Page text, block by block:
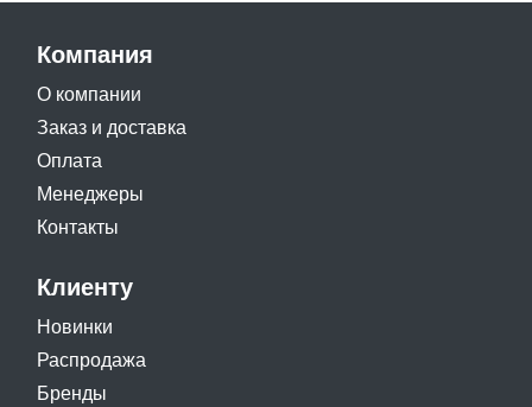
Компания
О компании
Заказ и доставка
Оплата
Менеджеры
Контакты
Клиенту
Новинки
Распродажа
Бренды